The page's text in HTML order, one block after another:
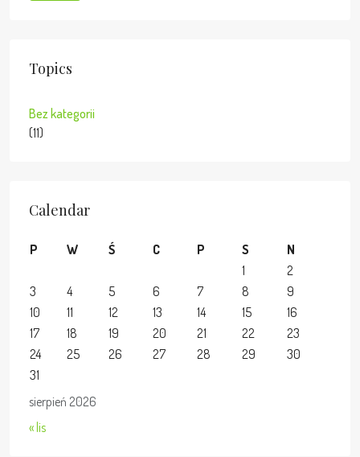
Topics
Bez kategorii
(11)
Calendar
sierpień 2026
P W Ś C P S
N
1
2
3
4 5 6 7 8
9
10
11 12 13 14 15
16
17
18 19 20 21 22
23
24
25 26 27 28 29
30
31
« lis